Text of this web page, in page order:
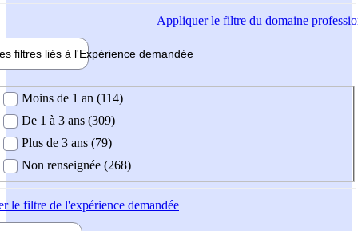
Appliquerle filtre du domaine
filtres liés à l'Expérience demandée
demandée
Moins de 1 an (114)
De 1 à 3 ans (309)
Plus de 3 ans (79)
Non renseignée (268)
le filtre de l'expérience demandée